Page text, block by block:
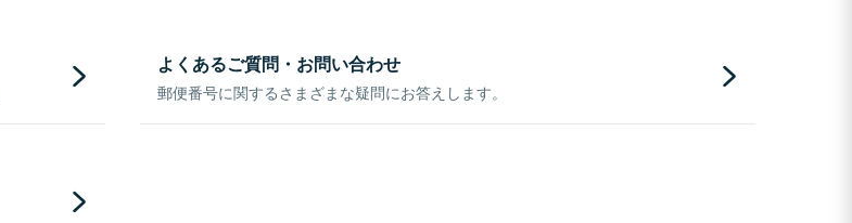
よくあるご質問・お問い合わせ
郵便番号に関するさまざまな疑問にお答えします。